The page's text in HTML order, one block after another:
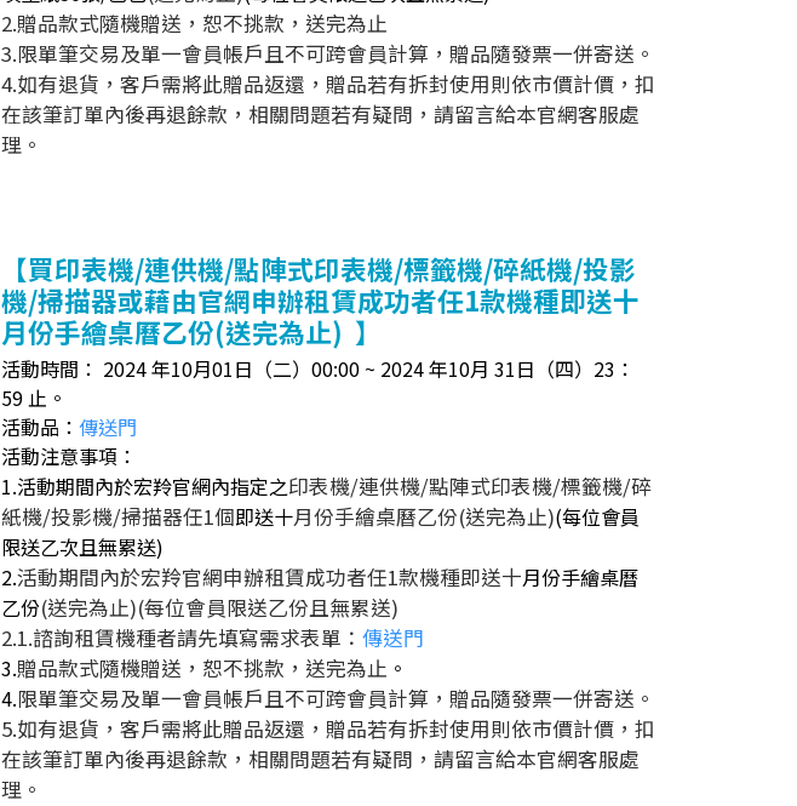
2.贈品款式隨機贈送，恕不挑款，送完為止
3.限單筆交易及單一會員帳戶且不可跨會員計算，贈品隨發票一併寄送。
4.如有退貨，客戶需將此贈品返還，贈品若有拆封使用則依市價計價，扣
在該筆訂單內後再退餘款，相關問題若有疑問，請留言給本官網客服處
理。
【買印表機/連供機/點陣式印表機/標籤機/碎紙機/投影
機/掃描器或藉由官網申辦租賃成功者任1款機種即送十
月份手繪桌曆乙份(送完為止) 】
活動時間： 2024 年10月01日（二）00:00 ~ 2024 年10月 31日（四）23：
59 止。
活動品： 傳送門
活動注意事項：
1.活動期間內於宏羚官網內指定之印表機/連供機/點陣式印表機/標籤機/碎
紙機/投影機/掃描器任1個即送十月份手繪桌曆乙份(送完為止)(每位會員
限送乙次且無累送)
2.活動期間內於宏羚官網申辦租賃成功者任1款機種即送十月份手繪桌曆
乙份(送完為止)(每位會員限送乙份且無累送)
2.1.諮詢租賃機種者請先填寫需求表單： 傳送門
3.贈品款式隨機贈送，恕不挑款，送完為止 。
4.限單筆交易及單一會員帳戶且不可跨會員計算，贈品隨發票一併寄送。
5.如有退貨，客戶需將此贈品返還，贈品若有拆封使用則依市價計價，扣
在該筆訂單內後再退餘款，相關問題若有疑問，請留言給本官網客服處
理。